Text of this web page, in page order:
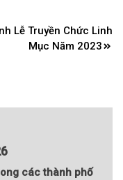
Lễ Truyền Chức Linh
Mục Năm 2023
các thành phố